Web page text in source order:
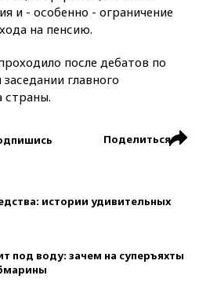
и - особенно - ограничение
на пенсию.
после дебатов по
главного
страны.
Поделиться
истории удивительных
под воду: зачем на суперъяхты